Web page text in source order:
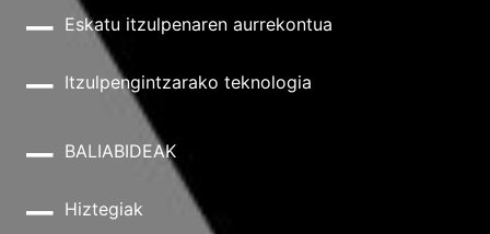
Eskatu itzulpenaren aurrekontua
Itzulpengintzarako teknologia
BALIABIDEAK
Hiztegiak